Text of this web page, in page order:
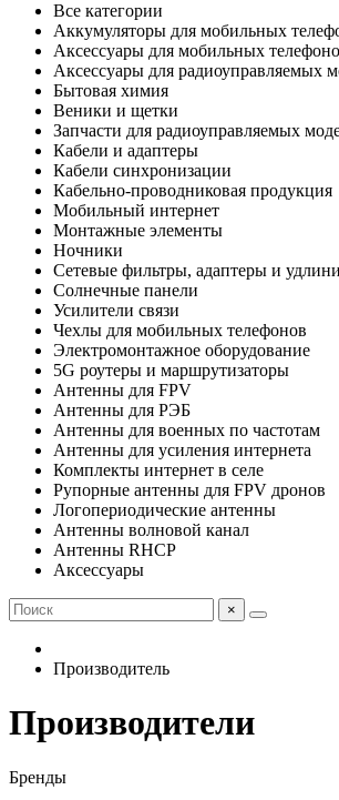
Все категории
Аккумуляторы для мобильных
Аксессуары для мобильных
Аксессуары для радиоуправляемых
Бытовая химия
Веники и щетки
Запчасти для радиоуправляемых
Кабели и адаптеры
Кабели синхронизации
Кабельно-проводниковая продукция
Мобильный интернет
Монтажные элементы
Ночники
Сетевые фильтры, адаптеры и
Солнечные панели
Усилители связи
Чехлы для мобильных телефонов
Электромонтажное оборудование
5G роутеры и маршрутизаторы
Антенны для FPV
Антенны для РЭБ
Антенны для военных по частотам
Антенны для усиления интернета
Комплекты интернет в селе
Рупорные антенны для FPV дронов
Логопериодические антенны
Антенны волновой канал
Антенны RHCP
Аксессуары
×
Производитель
Производители
Бренды